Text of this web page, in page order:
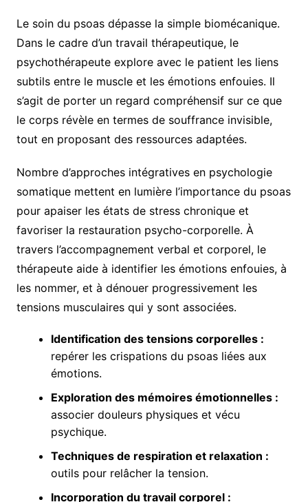
Le soin du psoas dépasse la simple biomécanique.
Dans le cadre d’un travail thérapeutique, le
psychothérapeute explore avec le patient les liens
subtils entre le muscle et les émotions enfouies. Il
s’agit de porter un regard compréhensif sur ce que
le corps révèle en termes de souffrance invisible,
tout en proposant des ressources adaptées.
Nombre d’approches intégratives en psychologie
somatique mettent en lumière l’importance du psoas
pour apaiser les états de stress chronique et
favoriser la restauration psycho-corporelle. À
travers l’accompagnement verbal et corporel, le
thérapeute aide à identifier les émotions enfouies, à
les nommer, et à dénouer progressivement les
tensions musculaires qui y sont associées.
Identification des tensions corporelles :
repérer les crispations du psoas liées aux
émotions.
Exploration des mémoires émotionnelles :
associer douleurs physiques et vécu
psychique.
Techniques de respiration et relaxation :
outils pour relâcher la tension.
Incorporation du travail corporel :